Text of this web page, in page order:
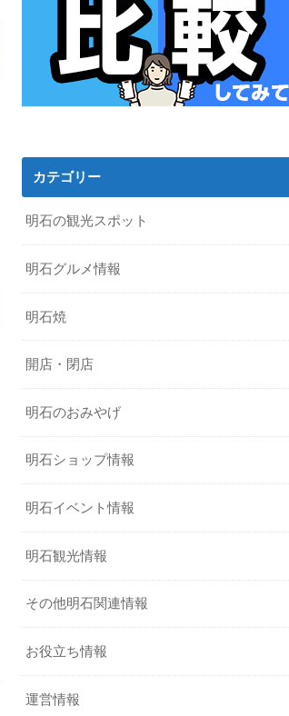
カテゴリー
明石の観光スポット
明石グルメ情報
明石焼
開店・閉店
明石のおみやげ
明石ショップ情報
明石イベント情報
明石観光情報
その他明石関連情報
お役立ち情報
運営情報